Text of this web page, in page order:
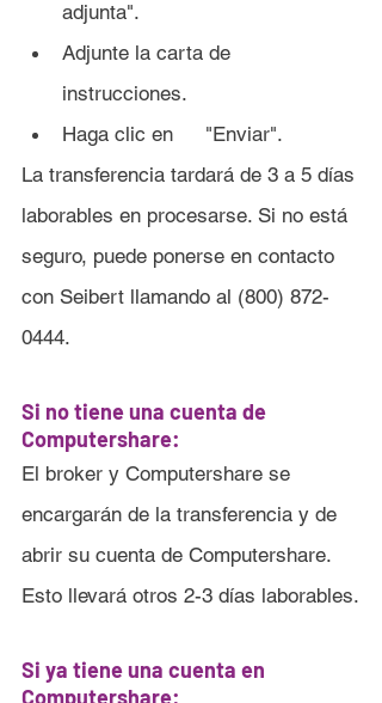
adjunta".
Adjunte la carta de
instrucciones.
Haga clic en 	"Enviar".
La transferencia tardará de 3 a 5 días
laborables en procesarse. Si no está
seguro, puede ponerse en contacto
con Seibert llamando al (800) 872-
0444.
Si no tiene una cuenta de
Computershare:
El broker y Computershare se
encargarán de la transferencia y de
abrir su cuenta de Computershare.
Esto llevará otros 2-3 días laborables.
Si ya tiene una cuenta en
Computershare: